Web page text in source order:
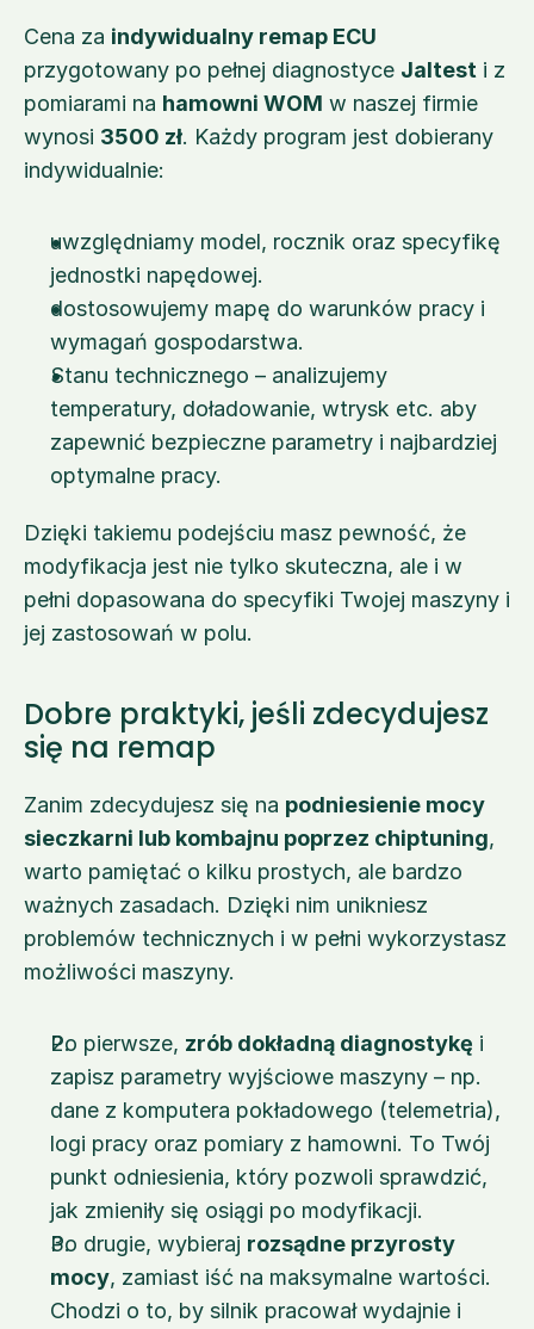
Cena za indywidualny remap ECU
przygotowany po pełnej diagnostyce Jaltest i z
pomiarami na hamowni WOM w naszej firmie
wynosi 3500 zł. Każdy program jest dobierany
indywidualnie:
uwzględniamy model, rocznik oraz specyfikę
jednostki napędowej.
dostosowujemy mapę do warunków pracy i
wymagań gospodarstwa.
Stanu technicznego – analizujemy
temperatury, doładowanie, wtrysk etc. aby
zapewnić bezpieczne parametry i najbardziej
optymalne pracy.
Dzięki takiemu podejściu masz pewność, że
modyfikacja jest nie tylko skuteczna, ale i w
pełni dopasowana do specyfiki Twojej maszyny i
jej zastosowań w polu.
Dobre praktyki, jeśli zdecydujesz
się na remap
Zanim zdecydujesz się na podniesienie mocy
sieczkarni lub kombajnu poprzez chiptuning,
warto pamiętać o kilku prostych, ale bardzo
ważnych zasadach. Dzięki nim unikniesz
problemów technicznych i w pełni wykorzystasz
możliwości maszyny.
Po pierwsze, zrób dokładną diagnostykę i
zapisz parametry wyjściowe maszyny – np.
dane z komputera pokładowego (telemetria),
logi pracy oraz pomiary z hamowni. To Twój
punkt odniesienia, który pozwoli sprawdzić,
jak zmieniły się osiągi po modyfikacji.
Po drugie, wybieraj rozsądne przyrosty
mocy, zamiast iść na maksymalne wartości.
Chodzi o to, by silnik pracował wydajnie i